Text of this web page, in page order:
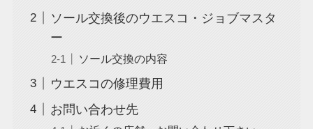
ソール交換後のウエスコ・ジョブマスタ
ー
ソール交換の内容
ウエスコの修理費用
お問い合わせ先